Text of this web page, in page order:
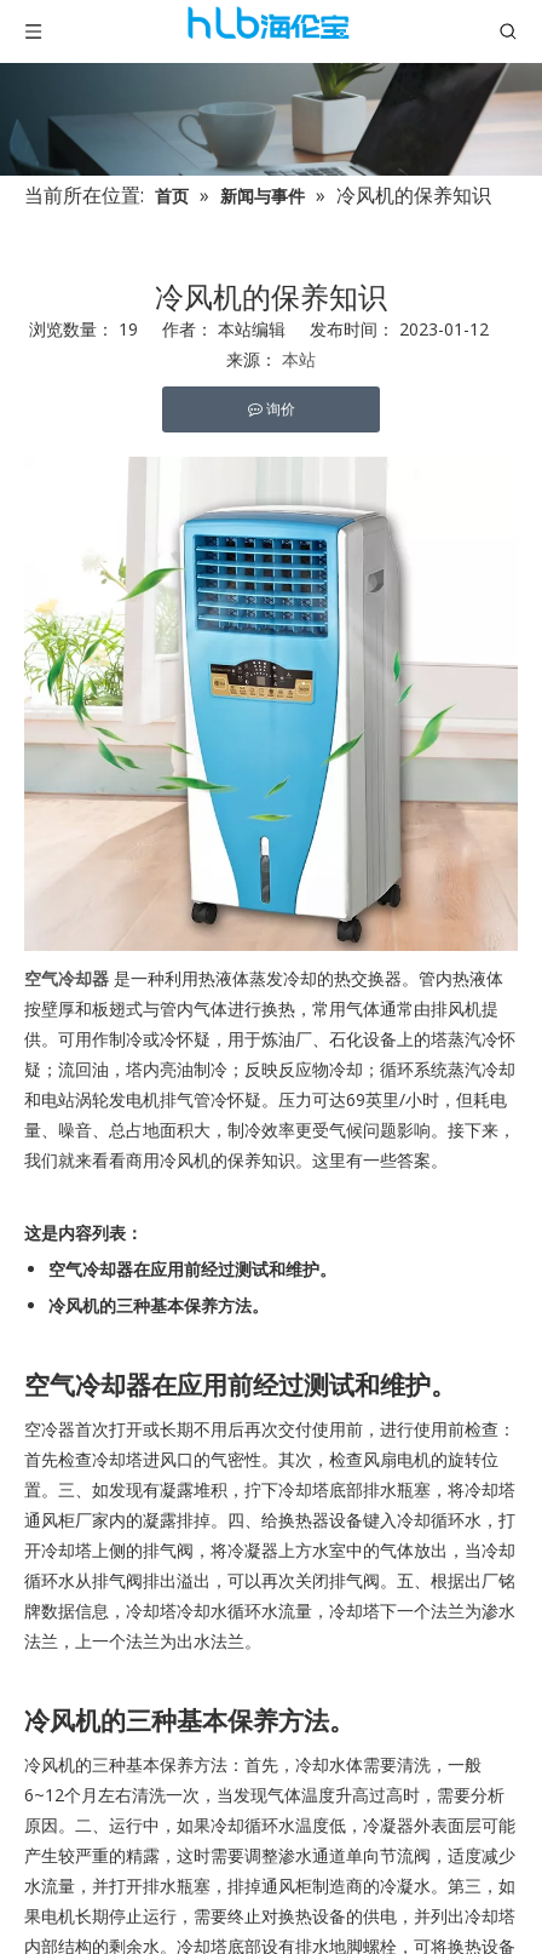
当前所在位置: 首页 » 新闻与事件 » 冷风机的保养知识
冷风机的保养知识
浏览数量： 19 作者： 本站编辑 发布时间： 2023-01-12
来源： 本站
询价
空气冷却器 是一种利用热液体蒸发冷却的热交换器。管内热液体
按壁厚和板翅式与管内气体进行换热，常用气体通常由排风机提
供。可用作制冷或冷怀疑，用于炼油厂、石化设备上的塔蒸汽冷怀
疑；流回油，塔内亮油制冷；反映反应物冷却；循环系统蒸汽冷却
和电站涡轮发电机排气管冷怀疑。压力可达69英里/小时，但耗电
量、噪音、总占地面积大，制冷效率更受气候问题影响。接下来，
我们就来看看商用冷风机的保养知识。这里有一些答案。
这是内容列表：
空气冷却器在应用前经过测试和维护。
冷风机的三种基本保养方法。
空气冷却器在应用前经过测试和维护。
空冷器首次打开或长期不用后再次交付使用前，进行使用前检查：
首先检查冷却塔进风口的气密性。其次，检查风扇电机的旋转位
置。三、如发现有凝露堆积，拧下冷却塔底部排水瓶塞，将冷却塔
通风柜厂家内的凝露排掉。四、给换热器设备键入冷却循环水，打
开冷却塔上侧的排气阀，将冷凝器上方水室中的气体放出，当冷却
循环水从排气阀排出溢出，可以再次关闭排气阀。五、根据出厂铭
牌数据信息，冷却塔冷却水循环水流量，冷却塔下一个法兰为渗水
法兰，上一个法兰为出水法兰。
冷风机的三种基本保养方法。
冷风机的三种基本保养方法：首先，冷却水体需要清洗，一般
6~12个月左右清洗一次，当发现气体温度升高过高时，需要分析
原因。二、运行中，如果冷却循环水温度低，冷凝器外表面层可能
产生较严重的精露，这时需要调整渗水通道单向节流阀，适度减少
水流量，并打开排水瓶塞，排掉通风柜制造商的冷凝水。第三，如
果电机长期停止运行，需要终止对换热设备的供电，并列出冷却塔
内部结构的剩余水。冷却塔底部设有排水地脚螺栓，可将换热设备